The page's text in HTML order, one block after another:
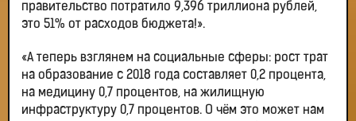
правительство потратило 9,396 триллиона рублей,
это 51% от расходов бюджета!».
«А теперь взглянем на социальные сферы: рост трат
на образование с 2018 года составляет 0,2 процента,
на медицину 0,7 процентов, на жилищную
инфраструктуру 0,7 процентов. О чём это может нам